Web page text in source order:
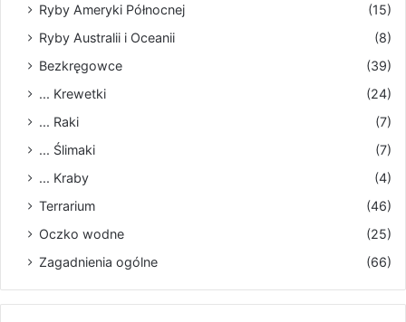
Ryby Ameryki Północnej
(15)
Ryby Australii i Oceanii
(8)
Bezkręgowce
(39)
... Krewetki
(24)
... Raki
(7)
... Ślimaki
(7)
... Kraby
(4)
Terrarium
(46)
Oczko wodne
(25)
Zagadnienia ogólne
(66)